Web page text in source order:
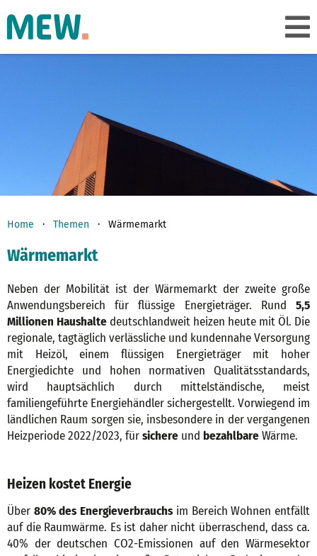
Home Themen Wärmemarkt
Wärmemarkt
Neben der Mobilität ist der Wärmemarkt der zweite große
Anwendungsbereich für flüssige Energieträger. Rund 5,5
Millionen Haushaltedeutschlandweit heizen heute mit Öl. Die
regionale, tagtäglich verlässliche und kundennahe Versorgung
mit Heizöl, einem flüssigen Energieträger mit hoher
Energiedichte und hohen normativen Qualitätsstandards,
wird hauptsächlich durch mittelständische, meist
familiengeführte Energiehändler sichergestellt. Vorwiegend im
ländlichen Raum sorgen sie, insbesondere in der vergangenen
Heizperiode 2022/2023, fürsichere und bezahlbareWärme.
Heizen kostet Energie
Über 80% des Energieverbrauchsim Bereich Wohnen entfällt
auf die Raumwärme. Es ist daher nicht überraschend, dass ca.
40% der deutschen CO2-Emissionen auf den Wärmesektor